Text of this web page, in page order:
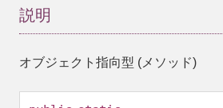
説明
オブジェクト指向型 (メソッド)